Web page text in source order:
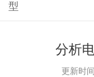
型
分析
更新时